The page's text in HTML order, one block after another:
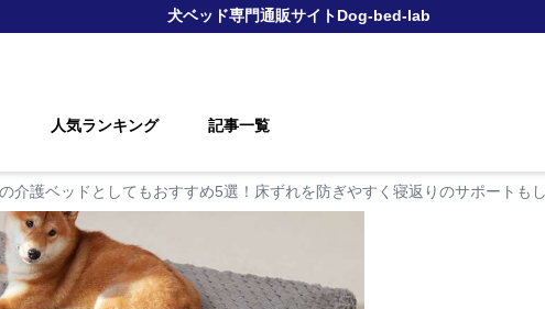
犬ベッド専門通販サイトDog-bed-lab
人気ランキング 記事一覧
介護ベッドとしてもおすすめ5選！床ずれを防ぎやすく寝返りのサポートも